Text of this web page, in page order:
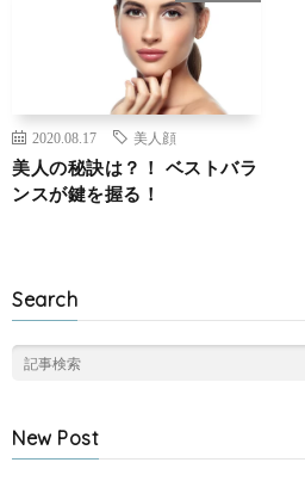
2020.08.17 美人顔
美人の秘訣は？！ ベストバラ
ンスが鍵を握る！
Search
New Post